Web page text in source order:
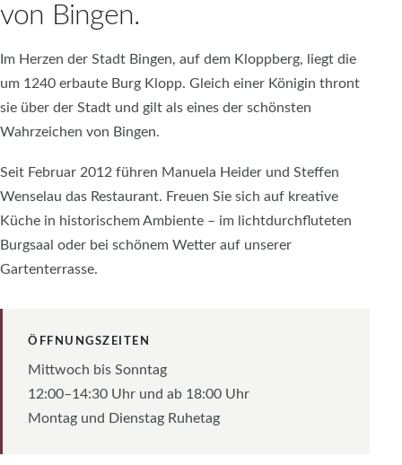
von Bingen.
Im Herzen der Stadt Bingen, auf dem Kloppberg, liegt die
um 1240 erbaute Burg Klopp. Gleich einer Königin thront
sie über der Stadt und gilt als eines der schönsten
Wahrzeichen von Bingen.
Seit Februar 2012 führen Manuela Heider und Steffen
Wenselau das Restaurant. Freuen Sie sich auf kreative
Küche in historischem Ambiente – im lichtdurchfluteten
Burgsaal oder bei schönem Wetter auf unserer
Gartenterrasse.
ÖFFNUNGSZEITEN
Mittwoch bis Sonntag
12:00–14:30 Uhr und ab 18:00 Uhr
Montag und Dienstag Ruhetag